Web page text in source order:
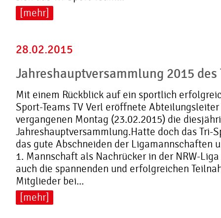
[mehr]
28.02.2015
Jahreshauptversammlung 2015 des
Mit einem Rückblick auf ein sportlich
Sport-Teams TV Verl eröffnete
vergangenen Montag (23.02.2015) die
Jahreshauptversammlung.Hatte doch das Tri-
das gute Abschneiden der Ligamannschaften
1. Mannschaft als Nachrücker in der NRW-
auch die spannenden und erfolgreichen
Mitglieder bei...
[mehr]